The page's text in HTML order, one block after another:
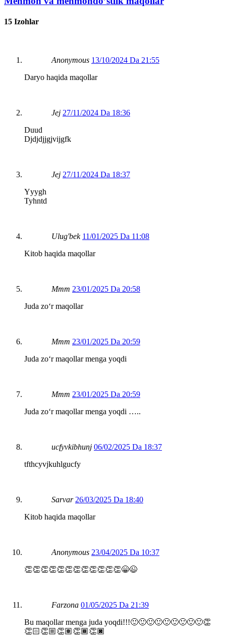
15 Izohlar
Anonymous 13/10/2024 Da 21:55
Daryo haqida maqollar
Jej 27/11/2024 Da 18:36
Duud
Djdjdjjgjvijgfk
Jej 27/11/2024 Da 18:37
Yyygh
Tyhntd
Ulug'bek 11/01/2025 Da 11:08
Kitob haqida maqollar
Mmm 23/01/2025 Da 20:58
Juda zoʻr maqollar
Mmm 23/01/2025 Da 20:59
Juda zoʻr maqollar menga yoqdi
Mmm 23/01/2025 Da 20:59
Juda zoʻr maqollar menga yoqdi …..
ucfyvkibhunj 06/02/2025 Da 18:37
tfthcyvjkuhlgucfy
Sarvar 26/03/2025 Da 18:40
Kitob haqida maqollar
Anonymous 23/04/2025 Da 10:37
👏👏👏👏👏👏👏👏👏👏👏👏😁😉
Farzona 01/05/2025 Da 21:39
Bu maqollar menga juda yoqdi!!!🙂🙂🙂🙂🙂🙂🙂🙂🙂👏
👏🏻👏🏼👏🏽👏🏾👏🏿